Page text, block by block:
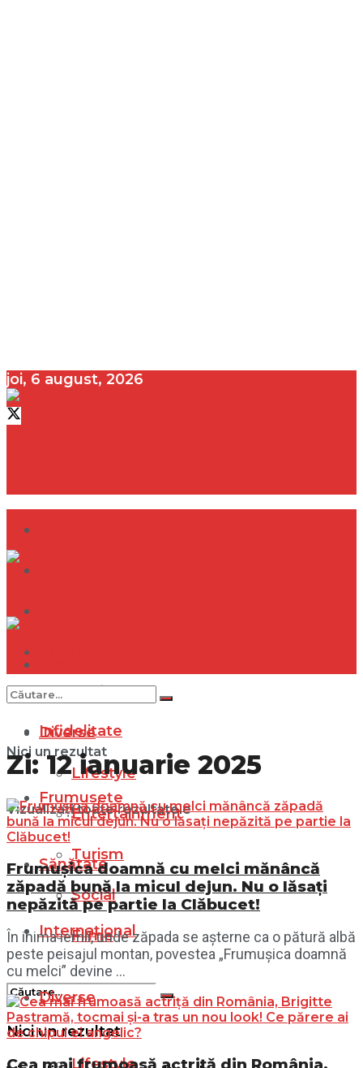
joi, 6 august, 2026
Internațional
Diverse
Lifestyle
Entertainment
Turism
Social
Filme
Nici un rezultat
Infidelitate
Frumusețe
Sănătate
Internațional
Diverse
Lifestyle
Nici un rezultat
Vizualizați toate rezultatele
Zi:12 ianuarie 2025
Frumușica doamnă cu melci mănâncă
zăpadă bună la micul dejun. Nu o lăsați
nepăzită pe partie la Clăbucet!
În inima iernii, unde zăpada se așterne ca o pătură albă
peste peisajul montan, povestea „Frumușica doamnă
cu melci” devine ...